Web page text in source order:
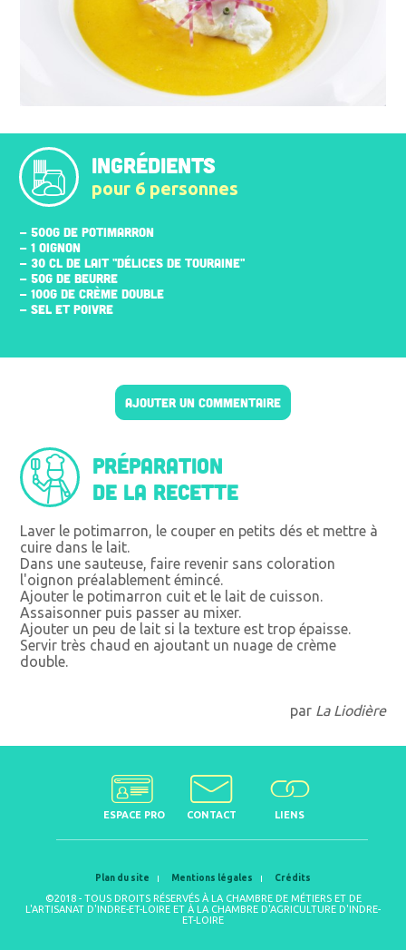
INGRÉDIENTS
pour 6 personnes
- 500G DE POTIMARRON
- 1 OIGNON
- 30 CL DE LAIT "DÉLICES DE TOURAINE"
- 50G DE BEURRE
- 100G DE CRÈME DOUBLE
- SEL ET POIVRE
AJOUTER UN COMMENTAIRE
Préparation
de la recette
Laver le potimarron, le couper en petits dés et mettre à
cuire dans le lait.
Dans une sauteuse, faire revenir sans coloration
l'oignon préalablement émincé.
Ajouter le potimarron cuit et le lait de cuisson.
Assaisonner puis passer au mixer.
Ajouter un peu de lait si la texture est trop épaisse.
Servir très chaud en ajoutant un nuage de crème
double.
par La Liodière
ESPACE PRO CONTACT LIENS
Plan du site Mentions légales Crédits
©2018 - TOUS DROITS RÉSERVÉS À LA CHAMBRE DE MÉTIERS ET DE
L'ARTISANAT D'INDRE-ET-LOIRE ET À LA CHAMBRE D'AGRICULTURE D'INDRE-
ET-LOIRE